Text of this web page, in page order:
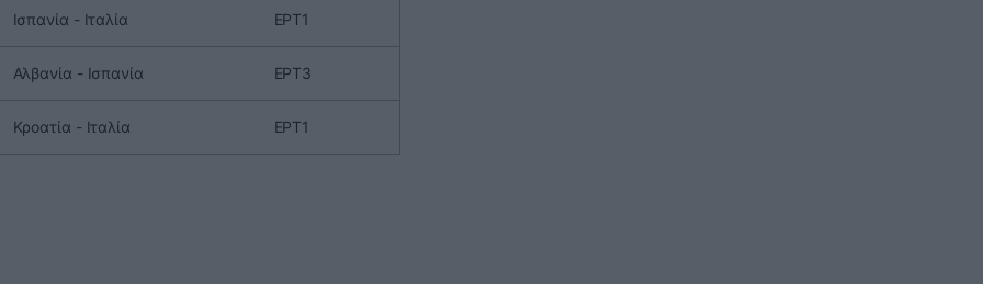
Ισπανία - Ιταλία ΕΡΤ1
Αλβανία - Ισπανία ΕΡΤ3
Κροατία - Ιταλία ΕΡΤ1